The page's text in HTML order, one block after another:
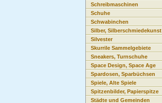
Schreibmaschinen
Schuhe
Schwabinchen
Silber, Silberschmiedekunst
Silvester
Skurrile Sammelgebiete
Sneakers, Turnschuhe
Space Design, Space Age
Spardosen, Sparbüchsen
Spiele, Alte Spiele
Spitzenbilder, Papierspitze
Städte und Gemeinden